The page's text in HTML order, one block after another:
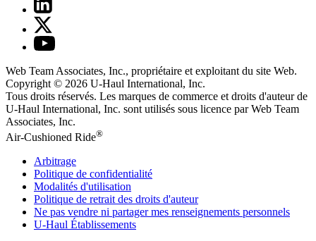
Web Team Associates, Inc., propriétaire et exploitant du site Web.
Copyright © 2026 U-Haul International, Inc.
Tous droits réservés. Les marques de commerce et droits d'auteur de
U-Haul International, Inc. sont utilisés sous licence par Web Team
Associates, Inc.
Air-Cushioned Ride®
Arbitrage
Politique de confidentialité
Modalités d'utilisation
Politique de retrait des droits d'auteur
Ne pas vendre ni partager mes renseignements personnels
U-Haul Établissements